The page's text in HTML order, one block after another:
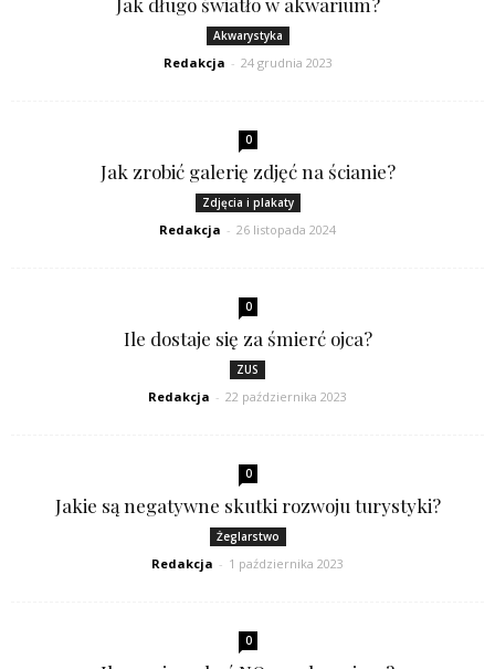
Akwarystyka
Redakcja - 24 grudnia 2023
0
Jak zrobić galerię zdjęć na ścianie?
Zdjęcia i plakaty
Redakcja - 26 listopada 2024
0
Ile dostaje się za śmierć ojca?
ZUS
Redakcja - 22 października 2023
0
Jakie są negatywne skutki rozwoju turystyki?
Żeglarstwo
Redakcja - 1 października 2023
0